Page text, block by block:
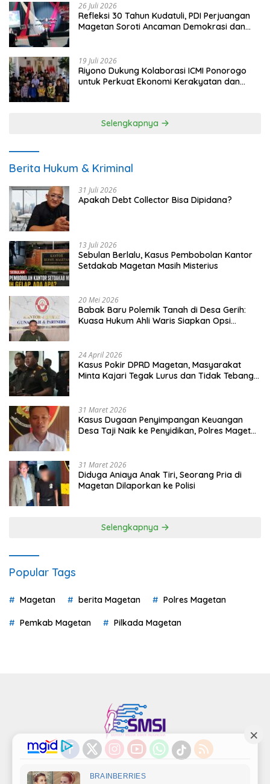
26 Juli 2026
Refleksi 30 Tahun Kudatuli, PDI Perjuangan
Magetan Soroti Ancaman Demokrasi dan
19 Juli 2026
Riyono Dukung Kolaborasi ICMI Ponorogo
untuk Perkuat Ekonomi Kerakyatan dan
Selengkapnya
Berita Hukum & Kriminal
31 Juli 2026
Apakah Debt Collector Bisa Dipidana?
13 Juli 2026
Sebulan Berlalu, Kasus Pembobolan Kantor
Setdakab Magetan Masih Misterius
20 Mei 2026
Babak Baru Polemik Tanah di Desa Gerih:
Kuasa Hukum Ahli Waris Siapkan Opsi
24 April 2026
Kasus Pokir DPRD Magetan, Masyarakat
Minta Kajari Tegak Lurus dan Tidak Tebang
31 Maret 2026
Kasus Dugaan Penyimpangan Keuangan
Desa Taji Naik ke Penyidikan, Polres Magetan
31 Maret 2026
Diduga Aniaya Anak Tiri, Seorang Pria di
Magetan Dilaporkan ke Polisi
Selengkapnya
Popular Tags
Magetan berita Magetan Polres Magetan
Pemkab Magetan Pilkada Magetan